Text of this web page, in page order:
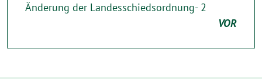
Änderung der Landesschiedsordnung- 2
VOR